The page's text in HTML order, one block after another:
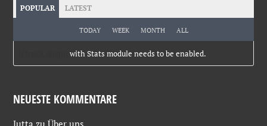
POPULAR LATEST
TODAY WEEK MONTH ALL
with Stats module needs to be enabled.
NEUESTE KOMMENTARE
Jutta zuÜber uns